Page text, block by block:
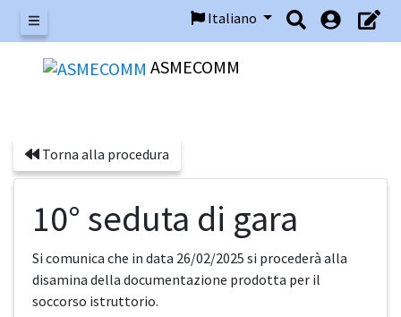
Menu
Italiano
ASMECOMM
Torna alla procedura
10° seduta di gara
Si comunica che in data 26/02/2025 si procederà alla
disamina della documentazione prodotta per il
soccorso istruttorio.